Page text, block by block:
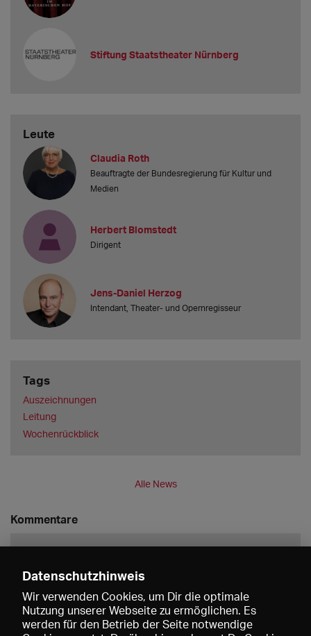
Stiftung Staatstheater Nürnberg
Leute
Claudia Roth
Beauftragte der Bundesregierung für Kultur und
Medien
Herbert Blomstedt
Dirigent
Jens-Daniel Herzog
Intendant, Theater- und Opernregisseur
Tags
Auszeichnungen
Leitung
Wochenrückblick
Alle News
Kommentare
Speichern
Datenschutzhinweis
Wir verwenden Cookies, um Dir die optimale
Nutzung unserer Webseite zu ermöglichen. Es
werden für den Betrieb der Seite notwendige